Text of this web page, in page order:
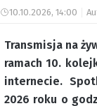
10.10.2026, 14:00
Transmisja na
ramach 10.
internecie.
2026 roku o